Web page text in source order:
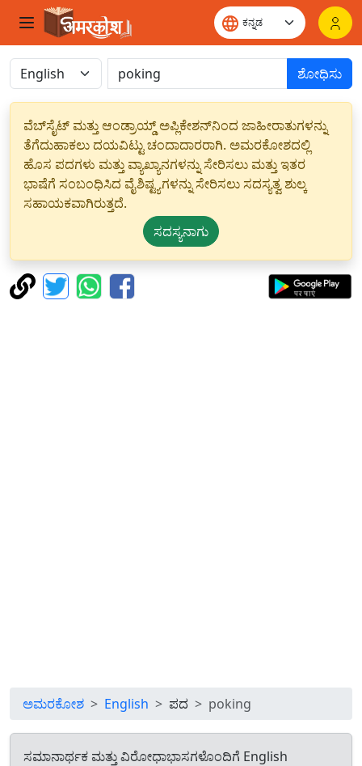
ಶೋಧಿಸು
ವೆಬ್‌ಸೈಟ್ ಮತ್ತು ಆಂಡ್ರಾಯ್ಡ್ ಅಪ್ಲಿಕೇಶನ್‌ನಿಂದ ಜಾಹೀರಾತುಗಳನ್ನು
ತೆಗೆದುಹಾಕಲು ದಯವಿಟ್ಟು ಚಂದಾದಾರರಾಗಿ. ಅಮರಕೋಶದಲ್ಲಿ
ಹೊಸ ಪದಗಳು ಮತ್ತು ವ್ಯಾಖ್ಯಾನಗಳನ್ನು ಸೇರಿಸಲು ಮತ್ತು ಇತರ
ಭಾಷೆಗೆ ಸಂಬಂಧಿಸಿದ ವೈಶಿಷ್ಟ್ಯಗಳನ್ನು ಸೇರಿಸಲು ಸದಸ್ಯತ್ವ ಶುಲ್ಕ
ಸಹಾಯಕವಾಗಿರುತ್ತದೆ.
ಸದಸ್ಯನಾಗು
ಅಮರಕೋಶ English ಪದ poking
ಸಮಾನಾರ್ಥಕ ಮತ್ತು ವಿರೋಧಾಭಾಸಗಳೊಂದಿಗೆ English